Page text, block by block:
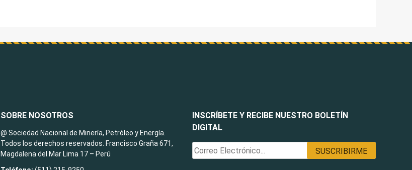
INSCRÍBETE Y RECIBE NUESTRO BOLETÍN
DIGITAL
SOBRE NOSOTROS
@ Sociedad Nacional de Minería, Petróleo y Energía.
Todos los derechos reservados. Francisco Graña 671,
Magdalena del Mar Lima 17 – Perú